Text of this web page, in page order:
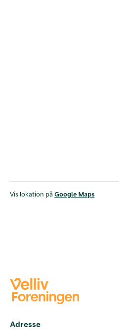
Vis lokation på Google Maps
Adresse